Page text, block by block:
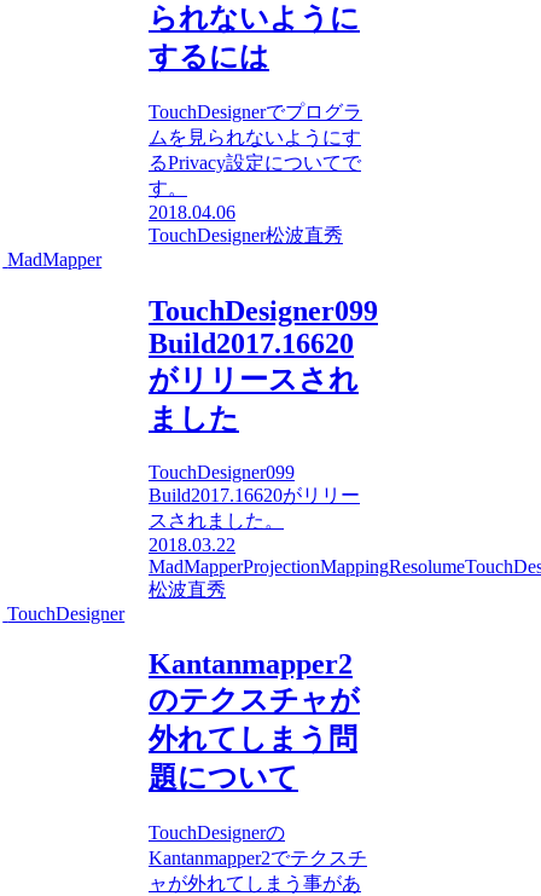
られないように
するには
TouchDesignerでプログラ
ムを見られないようにす
るPrivacy設定についてで
す。
2018.04.06
TouchDesigner松波直秀
MadMapper
TouchDesigner099
Build2017.16620
がリリースされ
ました
TouchDesigner099
Build2017.16620がリリー
スされました。
2018.03.22
MadMapperProjectionMappingResolume
松波直秀
TouchDesigner
Kantanmapper2
のテクスチャが
外れてしまう問
題について
TouchDesignerの
Kantanmapper2でテクスチ
ャが外れてしまう事があ